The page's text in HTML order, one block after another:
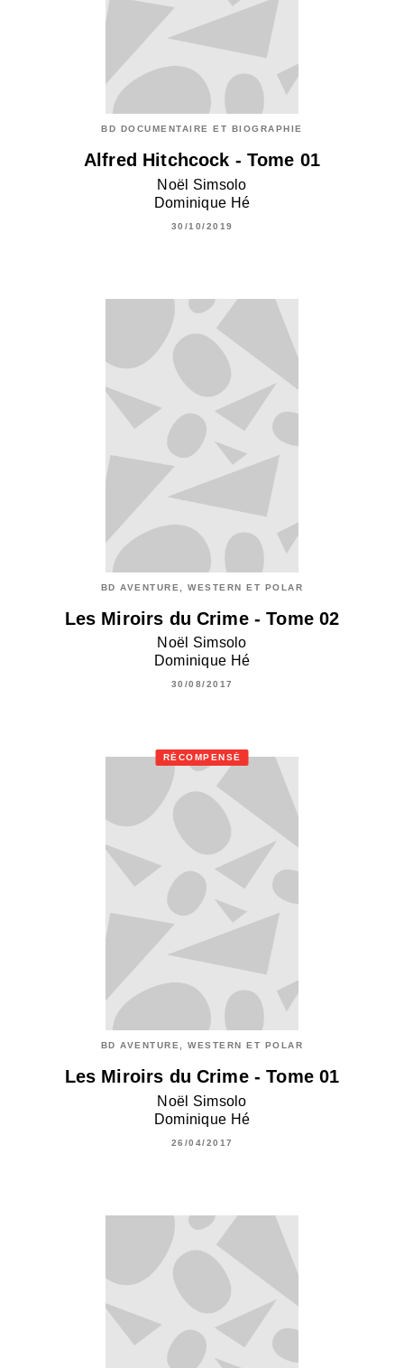
BD DOCUMENTAIRE ET BIOGRAPHIE
Alfred Hitchcock - Tome 01
Noël Simsolo
Dominique Hé
30/10/2019
BD AVENTURE, WESTERN ET POLAR
Les Miroirs du Crime - Tome 02
Noël Simsolo
Dominique Hé
30/08/2017
RÉCOMPENSÉ
BD AVENTURE, WESTERN ET POLAR
Les Miroirs du Crime - Tome 01
Noël Simsolo
Dominique Hé
26/04/2017